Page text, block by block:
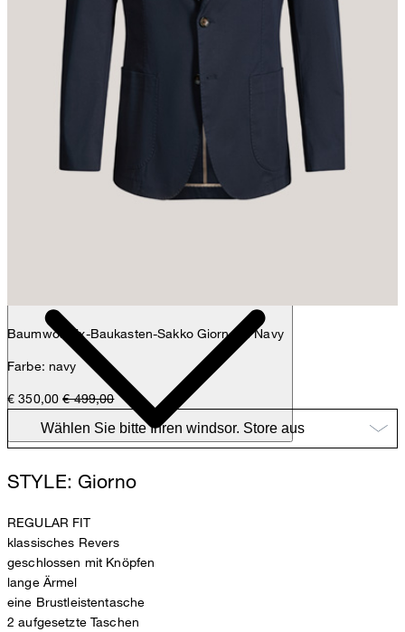
Baumwollmix-Baukasten-Sakko Giorno in Navy
Farbe: navy
€ 350,00 € 499,00
STYLE: Giorno
REGULAR FIT
klassisches Revers
geschlossen mit Knöpfen
lange Ärmel
eine Brustleistentasche
2 aufgesetzte Taschen